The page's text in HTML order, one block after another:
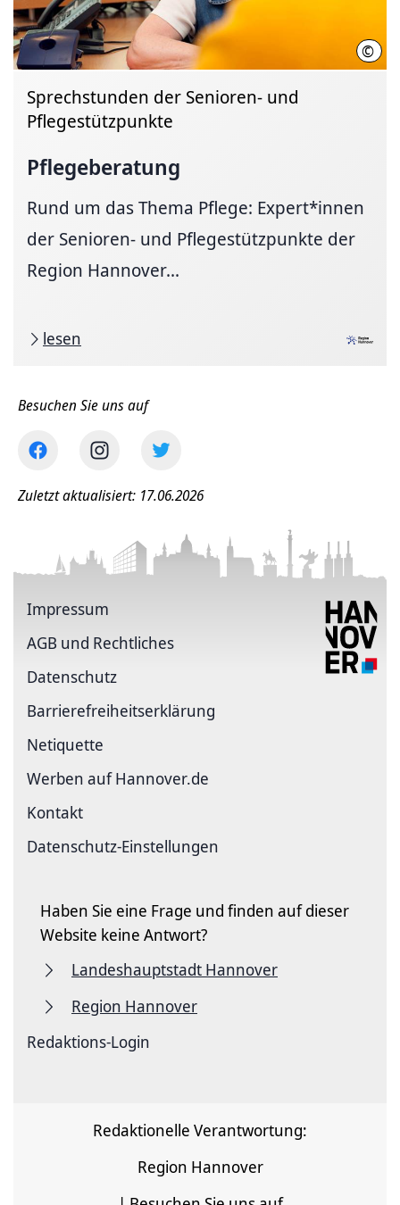
©
Sprechstunden der Senioren- und
Pflegestützpunkte
Pflegeberatung
Rund um das Thema Pflege: Expert*innen
der Senioren- und Pflegestützpunkte der
Region Hannover...
lesen
Besuchen Sie uns auf
Zuletzt aktualisiert: 17.06.2026
Impressum
AGB und Rechtliches
Datenschutz
Barriere­freiheits­erklärung
Netiquette
Werben auf Hannover.de
Kontakt
Datenschutz-Einstellungen
Haben Sie eine Frage und finden auf dieser
Website keine Antwort?
Landeshauptstadt Hannover
Region Hannover
Redaktions-Login
Redaktionelle Verantwortung:
Region Hannover